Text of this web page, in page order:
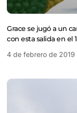
Grace se jugó a un
con esta salida en el
4 de febrero de 2019